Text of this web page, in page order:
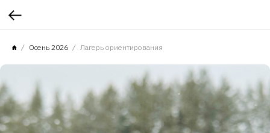
Осень 2026 Лагерь ориентирования